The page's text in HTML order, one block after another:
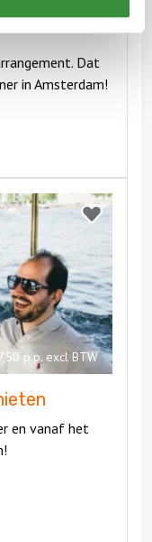
Dat
in Amsterdam!
Bekijk
Puur
Genieten
p.p. excl BTW
en vanaf het